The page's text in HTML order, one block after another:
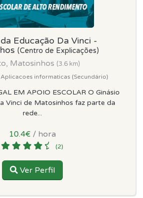
Educação Da Vinci -
(Centro de Explicações)
Matosinhos (3.6 km)
informaticas (Secundário)
EM APOIO ESCOLAR O Ginásio
Vinci de Matosinhos faz parte da
rede...
10.4€ / hora
(2)
Ver Perfil